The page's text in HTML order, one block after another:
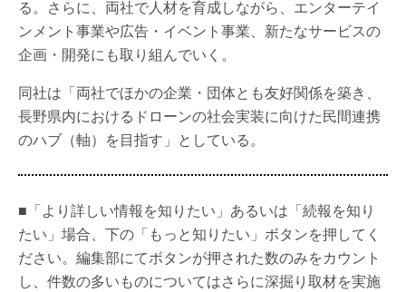
る。さらに、両社で人材を育成しながら、エンターテイ
ンメント事業や広告・イベント事業、新たなサービスの
企画・開発にも取り組んでいく。
同社は「両社でほかの企業・団体とも友好関係を築き、
長野県内におけるドローンの社会実装に向けた民間連携
のハブ（軸）を目指す」としている。
■「より詳しい情報を知りたい」あるいは「続報を知り
たい」場合、下の「もっと知りたい」ボタンを押してく
ださい。編集部にてボタンが押された数のみをカウント
し、件数の多いものについてはさらに深掘り取材を実施